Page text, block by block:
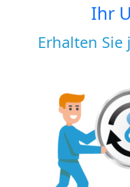
Ihr
Erhalten